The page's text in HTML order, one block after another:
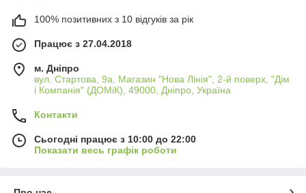
100% позитивних з 10 відгуків за рік
Працює з 27.04.2018
м. Дніпро
вул. Стартова, 9а, Магазин "Нова Лінія", 2-й поверх, "Дім
і Компанія" (ДОМіК), 49000, Дніпро, Україна
Контакти
Сьогодні працює з 10:00 до 22:00
Показати весь графік роботи